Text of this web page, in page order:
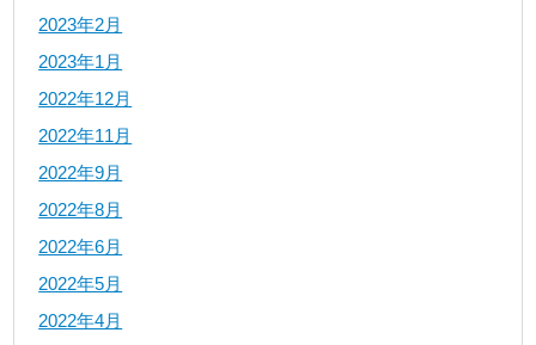
2023年2月
2023年1月
2022年12月
2022年11月
2022年9月
2022年8月
2022年6月
2022年5月
2022年4月